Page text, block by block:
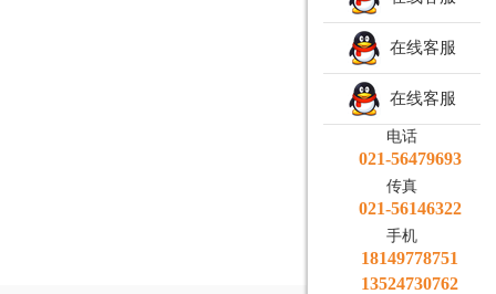
在线客服
在线客服
电话
021-56479693
传真
021-56146322
手机
18149778751
13524730762